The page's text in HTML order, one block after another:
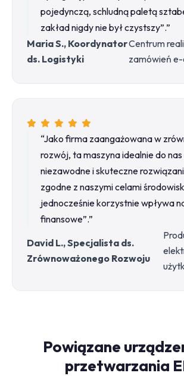
pojedynczą, schludną paletą
zakład nigdy nie był czystszy”.”
Maria S., Koordynator
ds. Logistyki
Centrum
zamówień
“Jako firma zaangażowana w
rozwój, ta maszyna idealnie do nas
niezawodne i skuteczne
zgodne z naszymi celami
jednocześnie korzystnie wpływa
finansowe”.”
David L., Specjalista ds.
Zrównoważonego Rozwoju
Powiązane
przetwarzania